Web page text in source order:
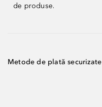
de produse.
Metode de plată securizate